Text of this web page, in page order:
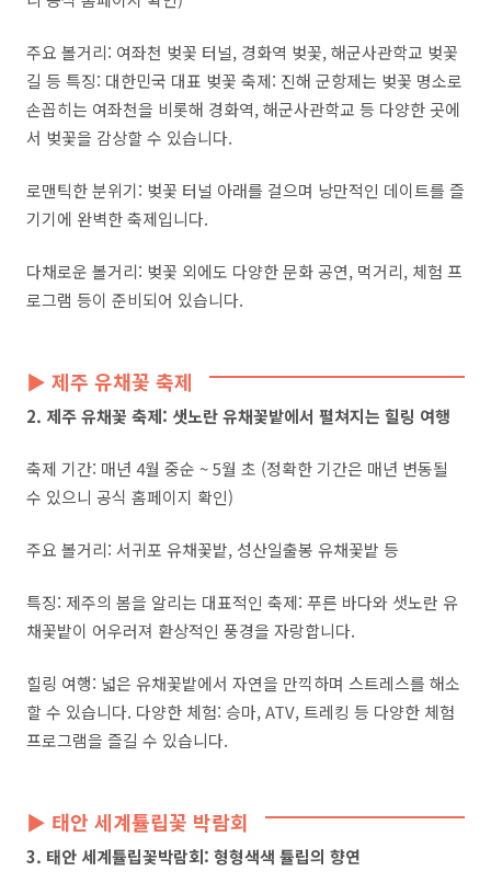
주요 볼거리: 여좌천 벚꽃 터널, 경화역 벚꽃, 해군사관학교 벚꽃
길 등 특징: 대한민국 대표 벚꽃 축제: 진해 군항제는 벚꽃 명소로
손꼽히는 여좌천을 비롯해 경화역, 해군사관학교 등 다양한 곳에
서 벚꽃을 감상할 수 있습니다.
로맨틱한 분위기: 벚꽃 터널 아래를 걸으며 낭만적인 데이트를 즐
기기에 완벽한 축제입니다.
다채로운 볼거리: 벚꽃 외에도 다양한 문화 공연, 먹거리, 체험 프
로그램 등이 준비되어 있습니다.
▶ 제주 유채꽃 축제
2. 제주 유채꽃 축제: 샛노란 유채꽃밭에서 펼쳐지는 힐링 여행
축제 기간: 매년 4월 중순 ~ 5월 초 (정확한 기간은 매년 변동될
수 있으니 공식 홈페이지 확인)
주요 볼거리: 서귀포 유채꽃밭, 성산일출봉 유채꽃밭 등
특징: 제주의 봄을 알리는 대표적인 축제: 푸른 바다와 샛노란 유
채꽃밭이 어우러져 환상적인 풍경을 자랑합니다.
힐링 여행: 넓은 유채꽃밭에서 자연을 만끽하며 스트레스를 해소
할 수 있습니다. 다양한 체험: 승마, ATV, 트레킹 등 다양한 체험
프로그램을 즐길 수 있습니다.
▶ 태안 세계튤립꽃 박람회
3. 태안 세계튤립꽃박람회: 형형색색 튤립의 향연